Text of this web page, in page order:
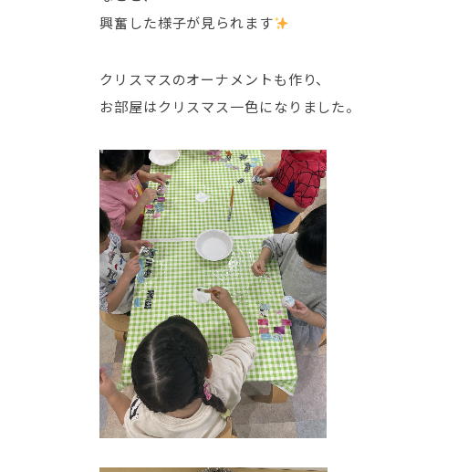
興奮した様子が見られます
クリスマスのオーナメントも作り、
お部屋はクリスマス一色になりました。